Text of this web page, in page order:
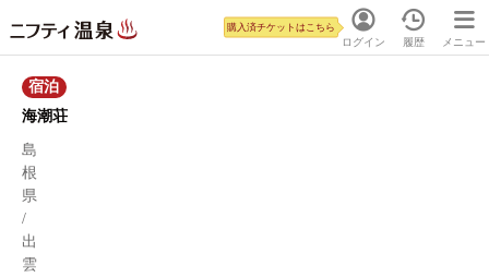
ログイン
購入済チケットはこちら
履歴 メニュー
宿泊
海潮荘
島
根
県
/
出
雲